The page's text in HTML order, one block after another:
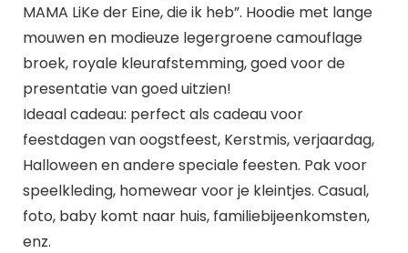
MAMA LiKe der Eine, die ik heb”. Hoodie met lange
mouwen en modieuze legergroene camouflage
broek, royale kleurafstemming, goed voor de
presentatie van goed uitzien!
Ideaal cadeau: perfect als cadeau voor
feestdagen van oogstfeest, Kerstmis, verjaardag,
Halloween en andere speciale feesten. Pak voor
speelkleding, homewear voor je kleintjes. Casual,
foto, baby komt naar huis, familiebijeenkomsten,
enz.